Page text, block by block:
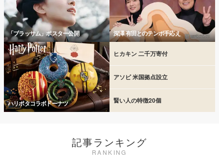
「ブラッサム」ポスター公開 深澤 有田とのテンポ手応え
ハリポタコラボドーナツ
ヒカキン 二千万寄付
アソビ 米国拠点設立
賢い人の特徴20個
記事ランキング
RANKING